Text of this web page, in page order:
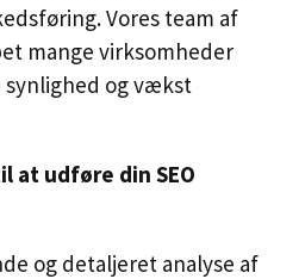
Vores team af
mange virksomheder
synlighed og vækst
at udføre din SEO
og detaljeret analyse af